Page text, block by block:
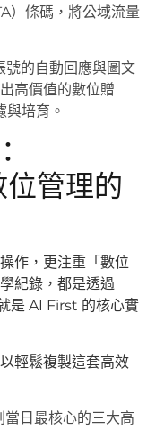
）條碼，將公域流量
號的自動回應與圖文
高價值的數位贈
培育。
管理的
作，更注重「數位
紀錄，都是透過
是 AI First 的核心實
輕鬆複製這套高效
日最核心的三大高